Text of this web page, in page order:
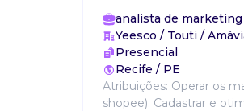
analista de marketing
Yeesco / Touti /
Presencial
Recife / PE
Atribuições: Operar os
shopee). Cadastrar e